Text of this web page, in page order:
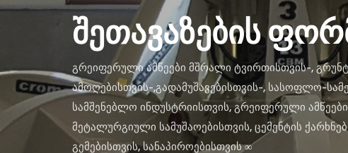
ᲨᲔᲗᲐᲕᲐᲖᲔᲑᲘᲡ
ᲒᲠᲔᲘᲤᲔᲠᲣᲚᲘ ᲐᲛᲬᲔᲔᲑᲘ ᲛᲨᲠᲐᲚᲘ ᲢᲕᲘᲠᲗᲘᲡᲗᲕᲘᲡ-,
ᲐᲛᲝᲦᲔᲑᲘᲡᲗᲕᲘᲡ-,ᲒᲐᲓᲐᲛᲣᲨᲐᲕᲔᲑᲘᲡᲗᲕᲘᲡ-, ᲡᲐᲡᲝᲤᲚᲝ-
ᲡᲐᲛᲨᲔᲜᲔᲑᲚᲝ ᲘᲜᲓᲣᲡᲢᲠᲘᲘᲡᲗᲕᲘᲡ, ᲒᲠᲔᲘᲤᲔᲠᲣᲚᲘ
ᲛᲔᲢᲐᲚᲣᲠᲒᲘᲣᲚᲘ ᲡᲐᲛᲣᲨᲐᲝᲔᲑᲘᲡᲗᲕᲘᲡ, ᲪᲔᲛᲔᲜᲢᲘᲡ
ᲒᲔᲛᲔᲑᲘᲡᲗᲕᲘᲡ, ᲡᲐᲜᲐᲞᲘᲠᲝᲔᲑᲘᲡᲗᲕᲘᲡ ∞